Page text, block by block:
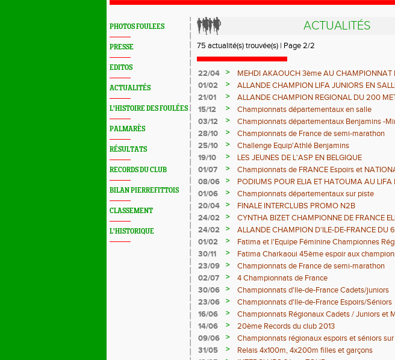
PHOTOS FOULEES
PRESSE
EDITOS
ACTUALITÉS
L'HISTOIRE DES FOULÉES
PALMARÈS
RÉSULTATS
RECORDS DU CLUB
BILAN PIERREFITTOIS
CLASSEMENT
L'HISTORIQUE
ACTUALITÉS
75 actualité(s) trouvée(s) | Page 2/2
22/04 >
MEHDI AKAOUCH 3ème AU CHAMPIONNAT
ROUTE et VICE-CHAMPION DE FRANCE 10
01/02 >
ALLANDE CHAMPION LIFA JUNIORS EN
21/01
>
ALLANDE CHAMPION REGIONAL DU 200
15/12
>
Championnats départementaux en salle
03/12
>
Championnats départementaux Benjamins -
28/10
>
Championnats de France de semi-marathon
25/10
>
Challenge Equip'Athlé Benjamins
19/10
>
LES JEUNES DE L'ASP EN BELGIQUE
01/07
>
Championnats de FRANCE Espoirs et
08/06
>
PODIUMS POUR ELIA ET HATOUMA AU LIFA
COMBINEES BENJAMINS
01/06 >
Championnats départementaux sur piste
20/04
>
FINALE INTERCLUBS PROMO N2B
24/02
>
CYNTHA BIZET CHAMPIONNE DE FRANCE
LONGUEUR EN SALLE 2014
24/02 >
ALLANDE CHAMPION D'ILE-DE-FRANCE DU
JUNIORS
01/02 >
Fatima et l'Equipe Féminine Championnes
30/11
>
Fatima Charkaoui 45ème espoir aux
23/09
>
Championnats de France de semi-marathon
02/07
>
4 Championnats de France
30/06
>
Championnats d'lle-de-France Cadets/juniors
23/06
>
Championnats d'lle-de-France Espoirs/Séniors
16/06
>
Championnats Régionaux Cadets / Juniors et
14/06
>
20ème Records du club 2013
09/06
>
Championnats régionaux espoirs et séniors
31/05
>
Relais 4x100m, 4x200m filles et garçons